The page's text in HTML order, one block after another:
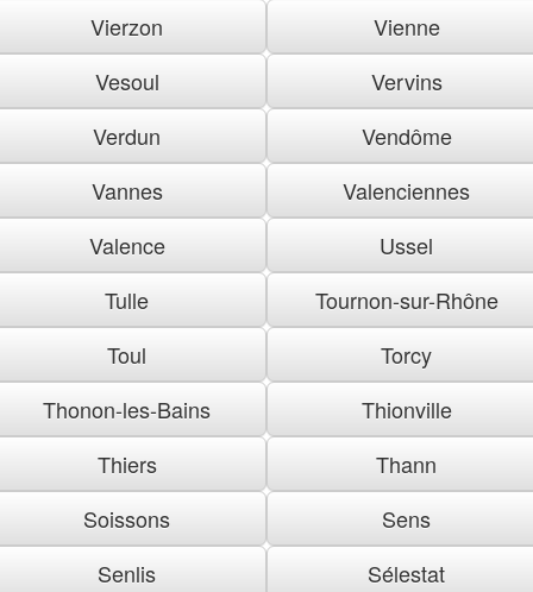
Vierzon
Vienne
Vesoul
Vervins
Verdun
Vendôme
Vannes
Valenciennes
Valence
Ussel
Tulle
Tournon-sur-Rhône
Toul
Torcy
Thonon-les-Bains
Thionville
Thiers
Thann
Soissons
Sens
Senlis
Sélestat